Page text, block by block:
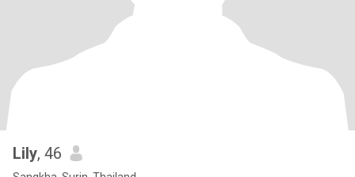
Lily, 46